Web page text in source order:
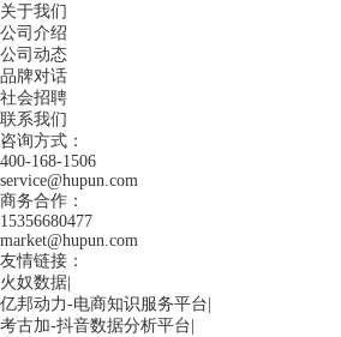
关于我们
公司介绍
公司动态
品牌对话
社会招聘
联系我们
咨询方式：
400-168-1506
service@hupun.com
商务合作：
15356680477
market@hupun.com
友情链接：
火奴数据
亿邦动力-电商知识服务平台
考古加-抖音数据分析平台